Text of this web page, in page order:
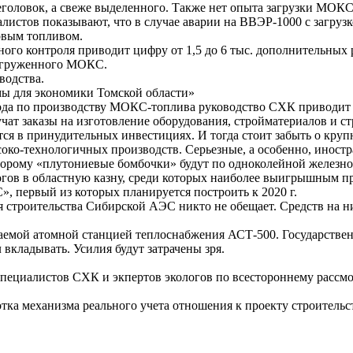
а свеже выделенного. Также нет опыта загрузки
показывают, что в случае аварии на ВВЭР-1000 с
топливом.
контроля приводит цифру от 1,5 до 6 тыс.
МОКС.
экономики Томской области»
по производству МОКС-топлива руководство СХК
на изготовление оборудования, стройматериалов и
в принудительных инвестициях. И тогда стоит забыть о
технологичных производств. Серьезные, а особенно,
«плутониевые бомбочки» будут по одноколейной
в областную казну, среди которых наиболее выигрышным
из которых планируется построить к 2020 г.
Сибирской АЭС никто не обещает. Средств на
атомной станцией теплоснабжения АСТ-500.
Усилия будут затрачены зря.
СХК и экпертов экологов по всестороннему
механизма реального учета отношения к проекту